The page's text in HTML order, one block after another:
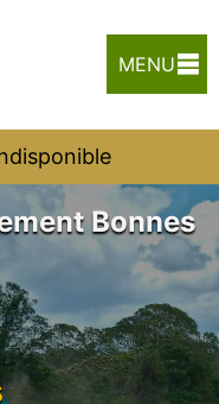
MENU
Bonnes